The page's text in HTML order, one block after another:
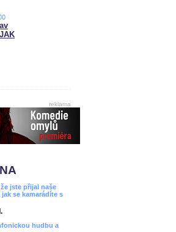
reklama
jste přijal naše
se kamarádíte s
hudbu a